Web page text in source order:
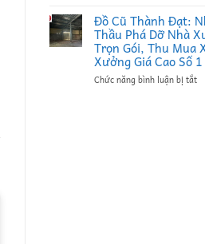
Ký
Kỳ
B2B
Bắc
Phá
Đồ Cũ Thành Đạt:
Thầu Phá Dỡ Nhà
Trọn Gói, Thu Mua
Xưởng Giá Cao Số 1
Chức năng bình luận bị tắtở